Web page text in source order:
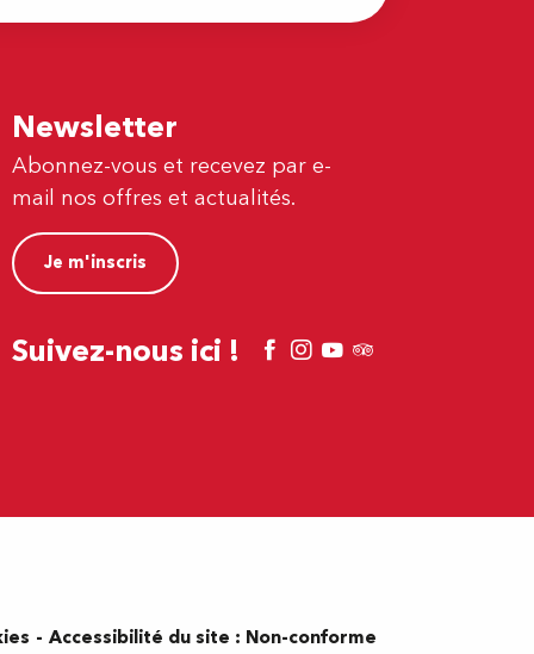
Newsletter
Abonnez-vous et recevez par e-
mail nos offres et actualités.
Je m'inscris
Suivez-nous ici !
Accessibilité du site : Non-conforme